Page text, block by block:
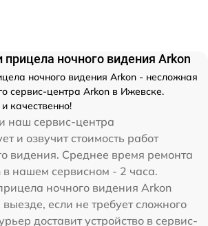
ночного видения Arkon
ночного видения Arkon - несложная
сервис-центра Arkon в Ижевске.
качественно!
наш сервис-центра
и озвучит стоимость работ
видения. Среднее время ремонта
в нашем сервисном - 2 часа.
ночного видения Arkon
если не требует сложного
доставит устройство в сервис-